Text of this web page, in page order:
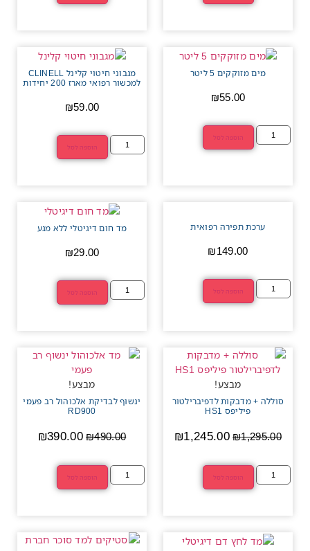
מים מזוקקים 5 ליטר
₪55.00
הוספה לסל
מגבוני חיטוי קלינל CLINELL
למכשור רפואי מארז 200 יחידות
₪59.00
הוספה לסל
ערכת תפירה רפואית
₪149.00
הוספה לסל
מד חום דיגיטלי ללא מגע
₪29.00
הוספה לסל
מבצע!
סוללה + מדבקות לדפיברילטור
פיליפס HS1
₪1,295.00
₪1,245.00
הוספה לסל
מבצע!
ינשוף לבדיקת אלכוהול רב פעמי
RD900
₪490.00
₪390.00
הוספה לסל